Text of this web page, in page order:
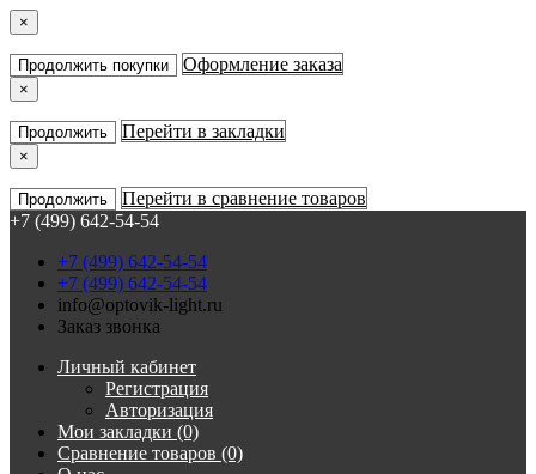
×
Продолжить покупки Оформление заказа
×
Продолжить Перейти в закладки
×
Продолжить
Перейти в сравнение товаров
+7 (499) 642-54-54
+7 (499) 642-54-54
+7 (499) 642-54-54
info@optovik-light.ru
Заказ звонка
Личный кабинет
Регистрация
Авторизация
Мои закладки (0)
Сравнение товаров (0)